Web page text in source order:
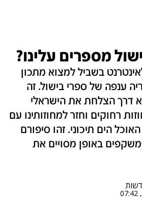
מספרים עלינו?
בשביל למצוא מתכון
ענפה של ספרי בישול. זה
דרך הצלחת את הישראלי
רחוקים וחזר למחוזותינו עם
הים תיכוני. זהו סיפורם
באופן מסויים את